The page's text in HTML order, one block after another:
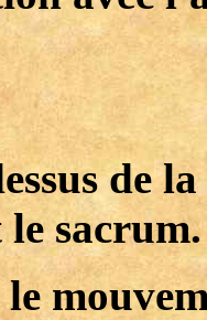
de
le sacrum.
le